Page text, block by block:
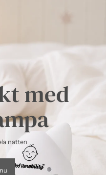
med
natten